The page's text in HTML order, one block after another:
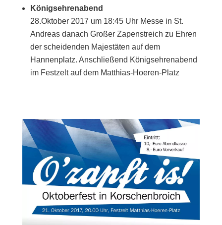
Königsehrenabend
28.Oktober 2017 um 18:45 Uhr Messe in St.
Andreas danach Großer Zapenstreich zu Ehren
der scheidenden Majestäten auf dem
Hannenplatz. Anschließend Königsehrenabend
im Festzelt auf dem Matthias-Hoeren-Platz